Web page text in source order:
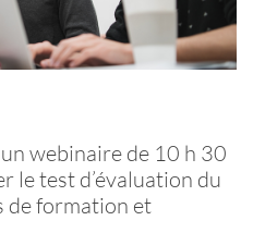
webinaire de 10 h 30
le test d’évaluation du
de formation et